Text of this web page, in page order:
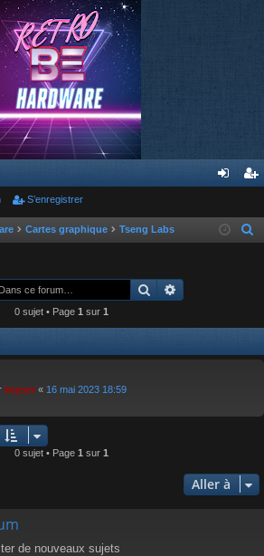
ne nr
S’enregistrer
Cartes graphique Tseng Labs
r
Rechercher
0 sujet • Page 1 sur 1
keyser « 16 mai 2023 18:59
0 sujet • Page 1 sur 1
Aller à
de nouveaux sujets